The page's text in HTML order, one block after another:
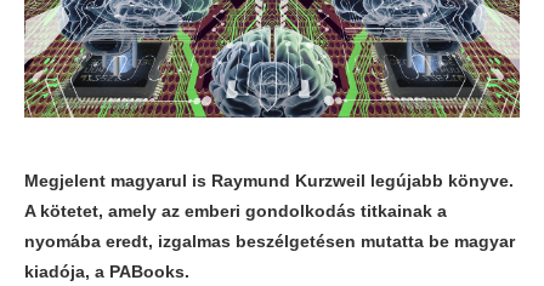
Megjelent magyarul is Raymund Kurzweil legújabb könyve.
A kötetet, amely az emberi gondolkodás titkainak a
nyomába eredt, izgalmas beszélgetésen mutatta be magyar
kiadója, a PABooks.